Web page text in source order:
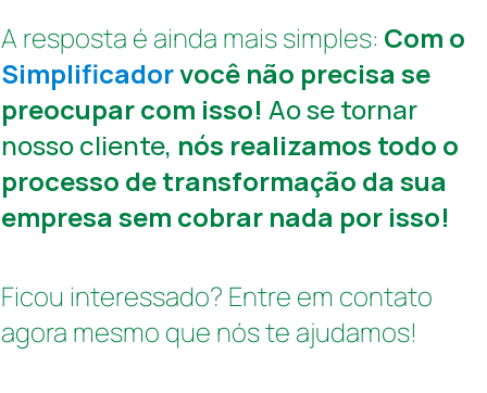
A resposta é ainda mais simples: Com o
Simplificadorvocê não precisa se
preocupar com isso! Ao se tornar
nosso cliente, nós realizamos todo o
processo de transformação da sua
empresa sem cobrar nada por isso!
Ficou interessado? Entre em contato
agora mesmo que nós te ajudamos!